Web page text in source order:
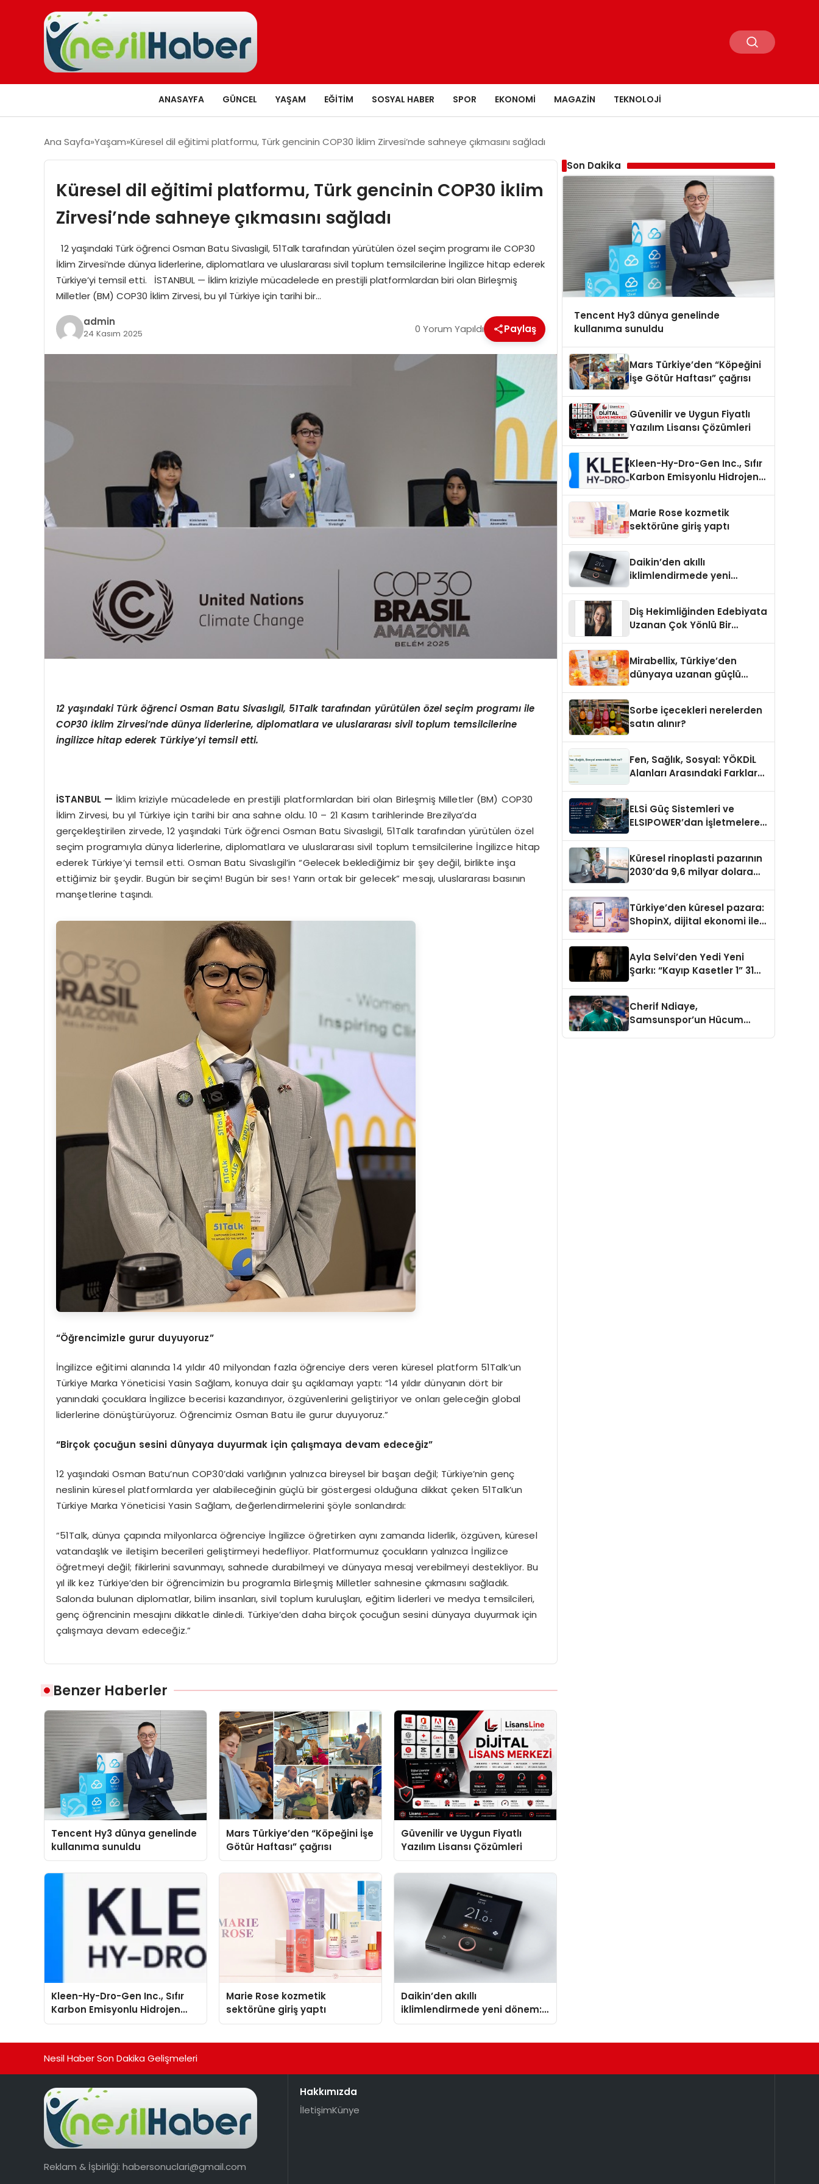
ANASAYFA GÜNCEL YAŞAM EĞITIM SOSYAL HABER SPOR EKONOMI MAGAZIN TEKNOLOJI
Ana Sayfa Yaşam Küresel dil eğitimi platformu, Türk gencinin COP30 İklim Zirvesi’nde sahneye çıkmasını sağladı
Küresel dil eğitimi platformu, Türk gencinin COP30 İklim
Zirvesi’nde sahneye çıkmasını sağladı
12 yaşındaki Türk öğrenci Osman Batu Sivaslıgil, 51Talk tarafından yürütülen özel seçim programı ile COP30
İklim Zirvesi’nde dünya liderlerine, diplomatlara ve uluslararası sivil toplum temsilcilerine İngilizce hitap ederek
Türkiye’yi temsil etti. İSTANBUL — İklim kriziyle mücadelede en prestijli platformlardan biri olan Birleşmiş
Milletler (BM) COP30 İklim Zirvesi, bu yıl Türkiye için tarihi bir…
admin
24 Kasım 2025 0 Yorum Yapıldı Paylaş
12 yaşındaki Türk öğrenci Osman Batu Sivaslıgil, 51Talk tarafından yürütülen özel seçim programı ile
COP30 İklim Zirvesi’nde dünya liderlerine, diplomatlara ve uluslararası sivil toplum temsilcilerine
İngilizce hitap ederek Türkiye’yi temsil etti.
İSTANBUL — İklim kriziyle mücadelede en prestijli platformlardan biri olan Birleşmiş Milletler (BM) COP30
İklim Zirvesi, bu yıl Türkiye için tarihi bir ana sahne oldu. 10 – 21 Kasım tarihlerinde Brezilya’da
gerçekleştirilen zirvede, 12 yaşındaki Türk öğrenci Osman Batu Sivaslıgil, 51Talk tarafından yürütülen özel
seçim programıyla dünya liderlerine, diplomatlara ve uluslararası sivil toplum temsilcilerine İngilizce hitap
ederek Türkiye’yi temsil etti. Osman Batu Sivaslıgil’in “Gelecek beklediğimiz bir şey değil, birlikte inşa
ettiğimiz bir şeydir. Bugün bir seçim! Bugün bir ses! Yarın ortak bir gelecek” mesajı, uluslararası basının
manşetlerine taşındı.
“Öğrencimizle gurur duyuyoruz”
İngilizce eğitimi alanında 14 yıldır 40 milyondan fazla öğrenciye ders veren küresel platform 51Talk’un
Türkiye Marka Yöneticisi Yasin Sağlam, konuya dair şu açıklamayı yaptı: “14 yıldır dünyanın dört bir
yanındaki çocuklara İngilizce becerisi kazandırıyor, özgüvenlerini geliştiriyor ve onları geleceğin global
liderlerine dönüştürüyoruz. Öğrencimiz Osman Batu ile gurur duyuyoruz.”
“Birçok çocuğun sesini dünyaya duyurmak için çalışmaya devam edeceğiz”
12 yaşındaki Osman Batu’nun COP30’daki varlığının yalnızca bireysel bir başarı değil; Türkiye’nin genç
neslinin küresel platformlarda yer alabileceğinin güçlü bir göstergesi olduğuna dikkat çeken 51Talk’un
Türkiye Marka Yöneticisi Yasin Sağlam, değerlendirmelerini şöyle sonlandırdı:
“51Talk, dünya çapında milyonlarca öğrenciye İngilizce öğretirken aynı zamanda liderlik, özgüven, küresel
vatandaşlık ve iletişim becerileri geliştirmeyi hedefliyor. Platformumuz çocukların yalnızca İngilizce
öğretmeyi değil; fikirlerini savunmayı, sahnede durabilmeyi ve dünyaya mesaj verebilmeyi destekliyor. Bu
yıl ilk kez Türkiye’den bir öğrencimizin bu programla Birleşmiş Milletler sahnesine çıkmasını sağladık.
Salonda bulunan diplomatlar, bilim insanları, sivil toplum kuruluşları, eğitim liderleri ve medya temsilcileri,
genç öğrencinin mesajını dikkatle dinledi. Türkiye’den daha birçok çocuğun sesini dünyaya duyurmak için
çalışmaya devam edeceğiz.”
Benzer Haberler
Tencent Hy3 dünya genelinde
kullanıma sunuldu
Mars Türkiye’den “Köpeğini İşe
Götür Haftası” çağrısı
Güvenilir ve Uygun Fiyatlı
Yazılım Lisansı Çözümleri
Kleen-Hy-Dro-Gen Inc., Sıfır
Karbon Emisyonlu Hidrojen
Isıtma Teknolojisinde ISO ve
Marie Rose kozmetik
sektörüne giriş yaptı
Daikin’den akıllı
iklimlendirmede yeni dönem:
Madoka Plus Türkiye’de
Son Dakika
Tencent Hy3 dünya genelinde
kullanıma sunuldu
Mars Türkiye’den “Köpeğini
İşe Götür Haftası” çağrısı
Güvenilir ve Uygun Fiyatlı
Yazılım Lisansı Çözümleri
Kleen-Hy-Dro-Gen Inc., Sıfır
Karbon Emisyonlu Hidrojen
Aldı
Marie Rose kozmetik
sektörüne giriş yaptı
Daikin’den akıllı
iklimlendirmede yeni
Diş Hekimliğinden Edebiyata
Uzanan Çok Yönlü Bir
Mirabellix, Türkiye’den
dünyaya uzanan güçlü
Sorbe içecekleri nerelerden
satın alınır?
Fen, Sağlık, Sosyal: YÖKDİL
Alanları Arasındaki Farklar
ELSİ Güç Sistemleri ve
ELSIPOWER’dan İşletmelere
Küresel rinoplasti pazarının
2030’da 9,6 milyar dolara
Türkiye’den küresel pazara:
ShopinX, dijital ekonomi ile
Ayla Selvi’den Yedi Yeni
Şarkı: “Kayıp Kasetler 1” 31
Cherif Ndiaye,
Samsunspor’un Hücum
Nesil Haber Son Dakika Gelişmeleri
Reklam & İşbirliği: habersonuclari@gmail.com
Hakkımızda
İletişimKünye